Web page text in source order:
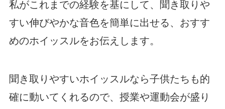
私がこれまでの経験を基にして、聞き取りや
すい伸びやかな音色を簡単に出せる、おすす
めのホイッスルをお伝えします。
聞き取りやすいホイッスルなら子供たちも的
確に動いてくれるので、授業や運動会が盛り